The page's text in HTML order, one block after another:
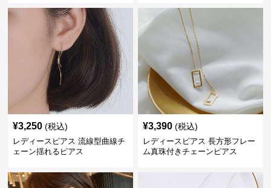
¥3,250 (税込)
レディースピアス 流線型曲線チ
ェーン揺れるピアス
¥3,390 (税込)
レディースピアス 長方形フレー
ム真珠付きチェーンピアス